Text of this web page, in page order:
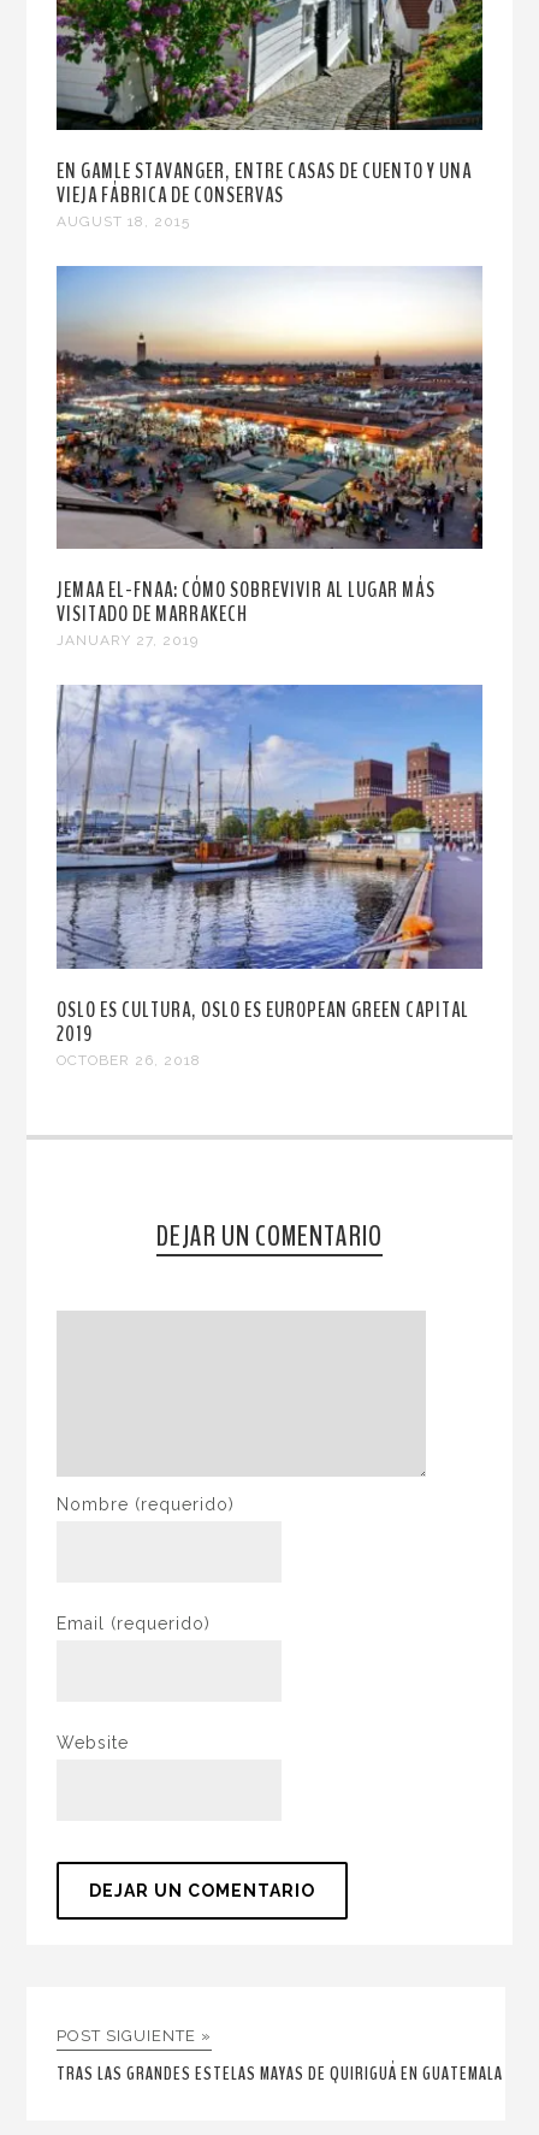
EN GAMLE STAVANGER, ENTRE CASAS DE CUENTO Y UNA
VIEJA FÁBRICA DE CONSERVAS
AUGUST 18, 2015
JEMAA EL-FNAA: CÓMO SOBREVIVIR AL LUGAR MÁS
VISITADO DE MARRAKECH
JANUARY 27, 2019
OSLO ES CULTURA, OSLO ES EUROPEAN GREEN CAPITAL
2019
OCTOBER 26, 2018
DEJAR UN COMENTARIO
Nombre (requerido)
Email (requerido)
Website
POST SIGUIENTE »
TRAS LAS GRANDES ESTELAS MAYAS DE QUIRIGUÁ EN GUATEMALA